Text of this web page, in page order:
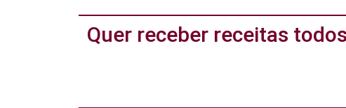
Quer receber receitas